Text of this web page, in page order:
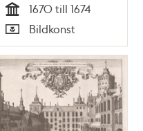
Tid
1670 till 1674
Typ
Bildkonst